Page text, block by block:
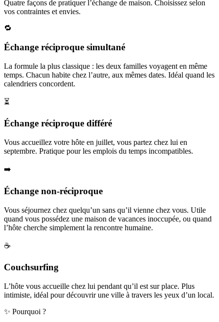
Quatre façons de pratiquer l’échange de maison. Choisissez selon
vos contraintes et envies.
🔁
Échange réciproque simultané
La formule la plus classique : les deux familles voyagent en même
temps. Chacun habite chez l’autre, aux mêmes dates. Idéal quand les
calendriers concordent.
⏳
Échange réciproque différé
Vous accueillez votre hôte en juillet, vous partez chez lui en
septembre. Pratique pour les emplois du temps incompatibles.
➡️
Échange non-réciproque
Vous séjournez chez quelqu’un sans qu’il vienne chez vous. Utile
quand vous possédez une maison de vacances inoccupée, ou quand
l’hôte cherche simplement la rencontre humaine.
☕
Couchsurfing
L’hôte vous accueille chez lui pendant qu’il est sur place. Plus
intimiste, idéal pour découvrir une ville à travers les yeux d’un local.
✨ Pourquoi ?